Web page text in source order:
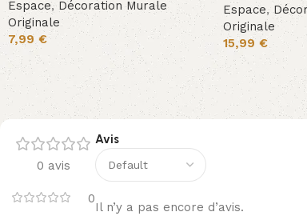
Espace,Décoration Murale
Originale
7,99 €
Espace,
Originale
15,99 €
0 avis
0
Avis
Il n’y a pas encore d’avis.